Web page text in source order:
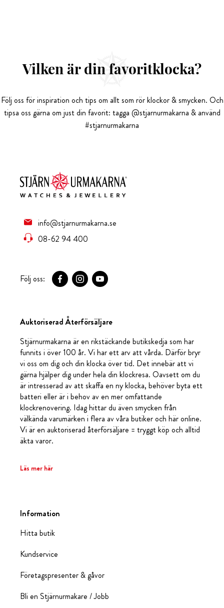
Vilken är din favoritklocka?
Följ oss för inspiration och tips om allt som rör klockor & smycken. Och
tipsa oss gärna om just din favorit: tagga @stjarnurmakarna & använd
#stjarnurmakarna
info@stjarnurmakarna.se
08-62 94 400
Följ oss:
Auktoriserad Återförsäljare
Stjärnurmakarna är en rikstäckande butikskedja som har
funnits i över 100 år. Vi har ett arv att vårda. Därför bryr
vi oss om dig och din klocka över tid. Det innebär att vi
gärna hjälper dig under hela din klockresa. Oavsett om du
är intresserad av att skaffa en ny klocka, behöver byta ett
batteri eller är i behov av en mer omfattande
klockrenovering. Idag hittar du även smycken från
välkända varumärken i flera av våra butiker och här online.
Vi är en auktoriserad återförsäljare = tryggt köp och alltid
äkta varor.
Läs mer här
Information
Hitta butik
Kundservice
Företagspresenter & gåvor
Bli en Stjärnurmakare / Jobb